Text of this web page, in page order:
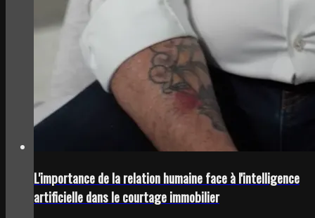
L'importance de la relation humaine face à l'intelligence
artificielle dans le courtage immobilier